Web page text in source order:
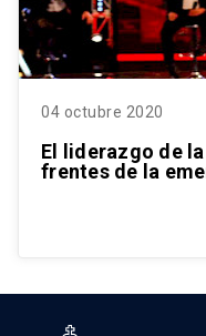
04 octubre 2020
El liderazgo de
frentes de la